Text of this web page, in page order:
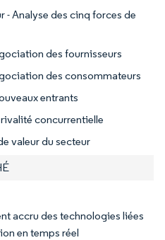
- Analyse des cinq forces de
des fournisseurs
des consommateurs
entrants
concurrentielle
valeur du secteur
accru des technologies liées
en temps réel